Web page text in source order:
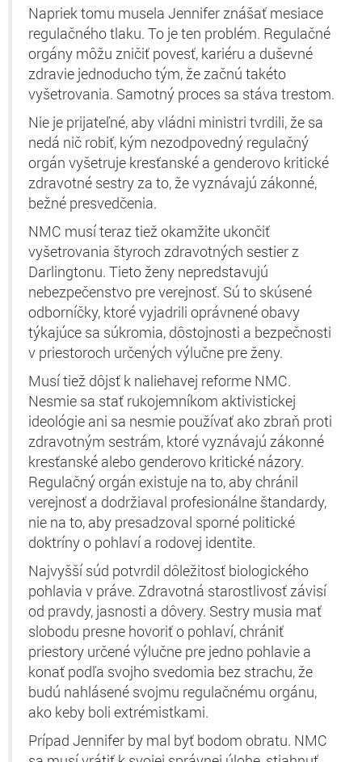
Napriek tomu musela Jennifer znášať mesiace
regulačného tlaku. To je ten problém. Regulačné
orgány môžu zničiť povesť, kariéru a duševné
zdravie jednoducho tým, že začnú takéto
vyšetrovania. Samotný proces sa stáva trestom.
Nie je prijateľné, aby vládni ministri tvrdili, že sa
nedá nič robiť, kým nezodpovedný regulačný
orgán vyšetruje kresťanské a genderovo kritické
zdravotné sestry za to, že vyznávajú zákonné,
bežné presvedčenia.
NMC musí teraz tiež okamžite ukončiť
vyšetrovania štyroch zdravotných sestier z
Darlingtonu. Tieto ženy nepredstavujú
nebezpečenstvo pre verejnosť. Sú to skúsené
odborníčky, ktoré vyjadrili oprávnené obavy
týkajúce sa súkromia, dôstojnosti a bezpečnosti
v priestoroch určených výlučne pre ženy.
Musí tiež dôjsť k naliehavej reforme NMC.
Nesmie sa stať rukojemníkom aktivistickej
ideológie ani sa nesmie používať ako zbraň proti
zdravotným sestrám, ktoré vyznávajú zákonné
kresťanské alebo genderovo kritické názory.
Regulačný orgán existuje na to, aby chránil
verejnosť a dodržiaval profesionálne štandardy,
nie na to, aby presadzoval sporné politické
doktríny o pohlaví a rodovej identite.
Najvyšší súd potvrdil dôležitosť biologického
pohlavia v práve. Zdravotná starostlivosť závisí
od pravdy, jasnosti a dôvery. Sestry musia mať
slobodu presne hovoriť o pohlaví, chrániť
priestory určené výlučne pre jedno pohlavie a
konať podľa svojho svedomia bez strachu, že
budú nahlásené svojmu regulačnému orgánu,
ako keby boli extrémistkami.
Prípad Jennifer by mal byť bodom obratu. NMC